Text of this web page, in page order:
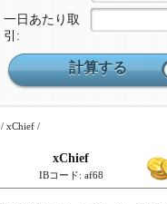
一日あたり取
引:
/ xChief /
xChief
IBコード: af68